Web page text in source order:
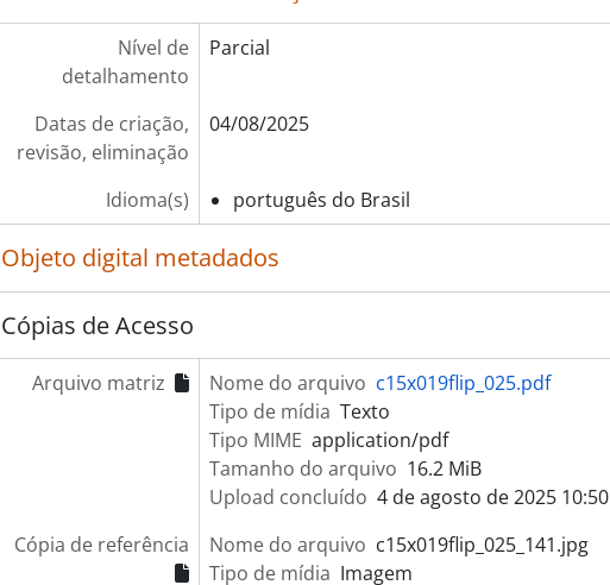
Nível de
detalhamento
Parcial
Datas de criação,
revisão, eliminação
04/08/2025
Idioma(s) português do Brasil
Objeto digital metadados
Cópias de Acesso
Arquivo matriz Nome do arquivo c15x019flip_025.pdf
Tipo de mídia Texto
Tipo MIME application/pdf
Tamanho do arquivo 16.2 MiB
Upload concluído 4 de agosto de 2025 10:50
Cópia de referência
Nome do arquivo c15x019flip_025_141.jpg
Tipo de mídia Imagem